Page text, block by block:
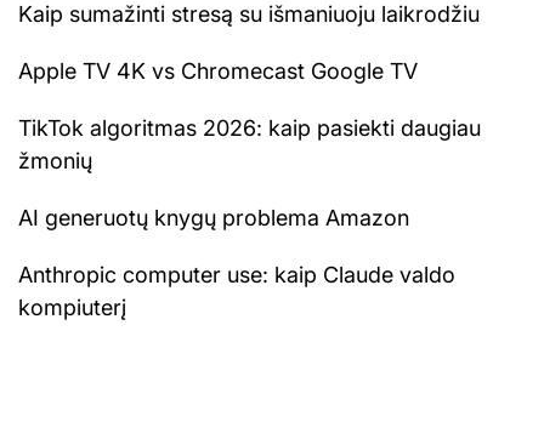
Kaip sumažinti stresą su išmaniuoju laikrodžiu
Apple TV 4K vs Chromecast Google TV
TikTok algoritmas 2026: kaip pasiekti daugiau
žmonių
AI generuotų knygų problema Amazon
Anthropic computer use: kaip Claude valdo
kompiuterį